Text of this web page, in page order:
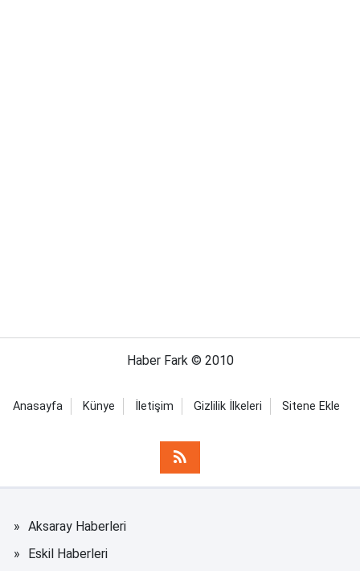
Haber Fark © 2010
Anasayfa Künye İletişim Gizlilik İlkeleri Sitene Ekle
Aksaray Haberleri
Eskil Haberleri